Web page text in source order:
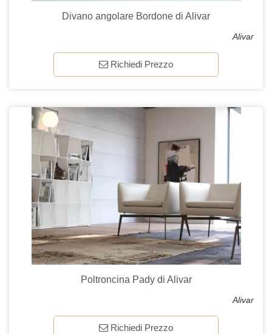
Divano angolare Bordone di Alivar
Alivar
Richiedi Prezzo
Poltroncina Pady di Alivar
Alivar
Richiedi Prezzo